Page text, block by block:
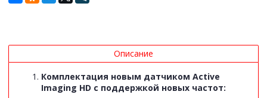
Описание
Комплектация новым датчиком Active
Imaging HD с поддержкой новых частот: